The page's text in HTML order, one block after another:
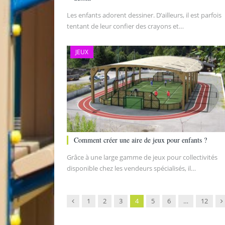
Les enfants adorent dessiner. D’ailleurs, il est parfois
tentant de leur confier des crayons et…
JEUX
Comment créer une aire de jeux pour enfants ?
Grâce à une large gamme de jeux pour collectivités
disponible chez les vendeurs spécialisés, il…
Précédent
1 2 3 4 5 6 … 12